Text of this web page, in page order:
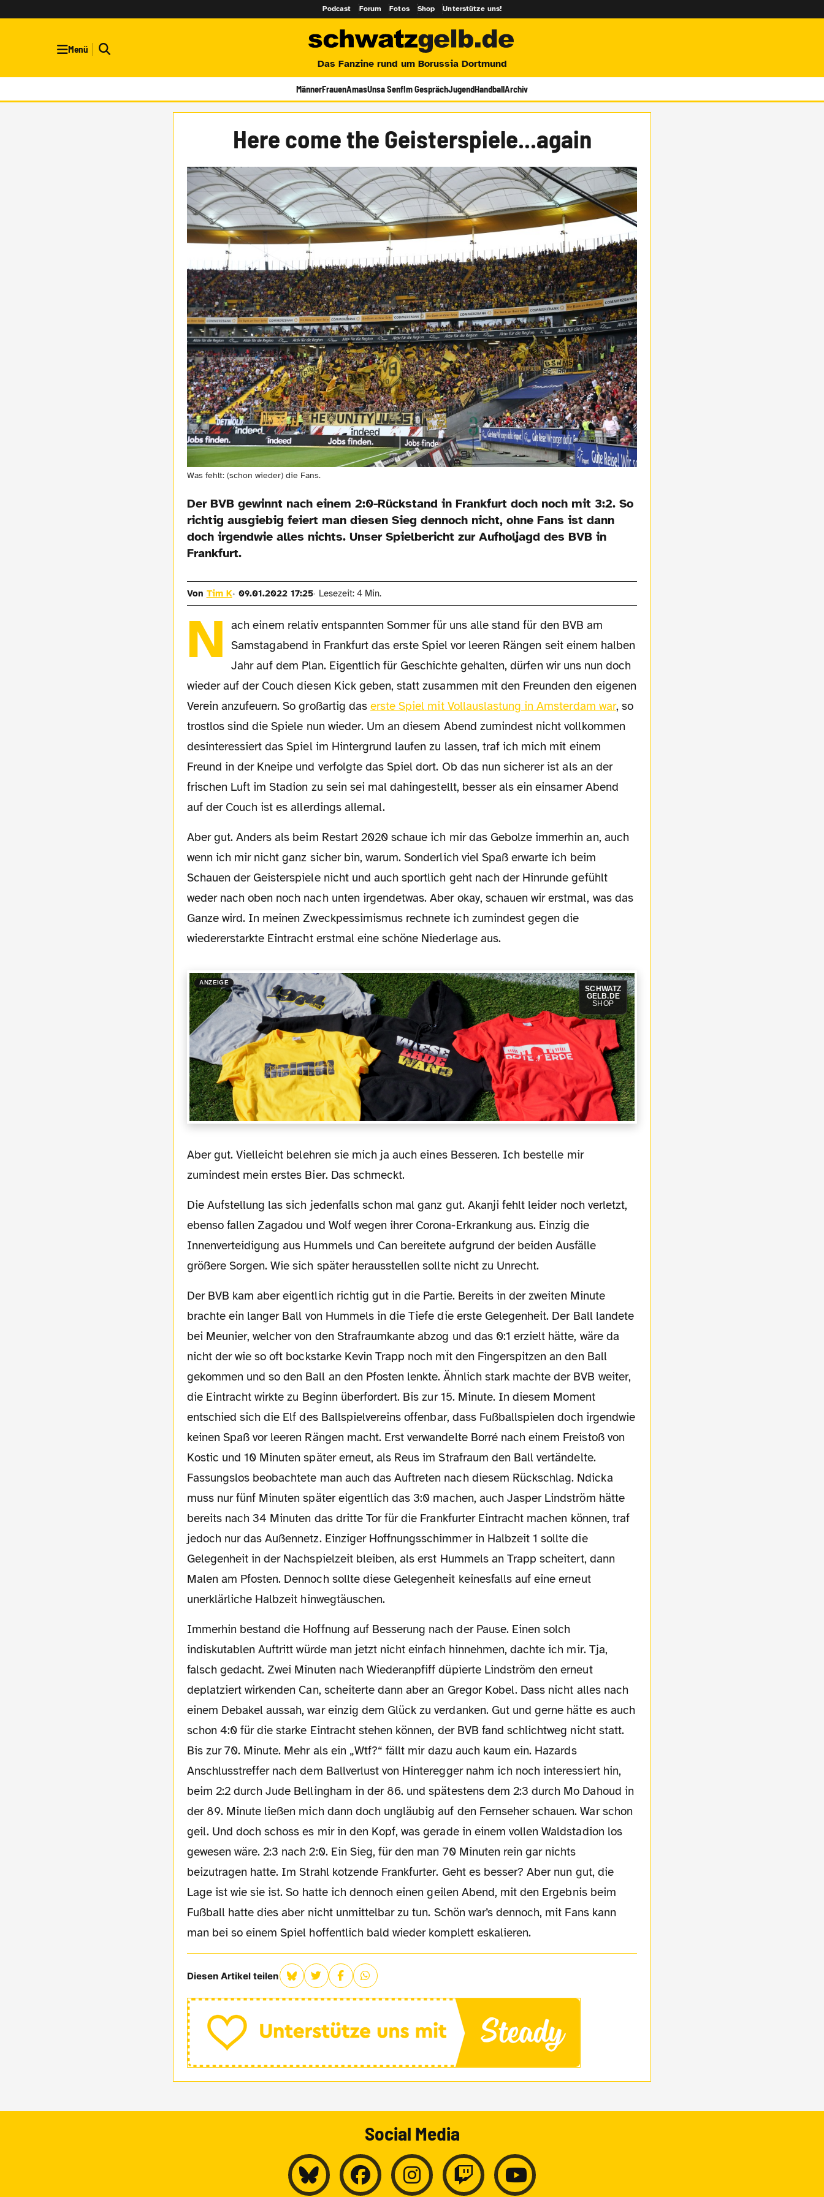
Podcast Forum Fotos Shop Unterstütze uns!
Menü
Das Fanzine rund um Borussia Dortmund
MännerFrauenAmasUnsa SenfIm GesprächJugendHandballArchiv
Here come the Geisterspiele...again
Was fehlt: (schon wieder) die Fans.
Der BVB gewinnt nach einem 2:0-Rückstand in Frankfurt doch noch mit 3:2. So
richtig ausgiebig feiert man diesen Sieg dennoch nicht, ohne Fans ist dann
doch irgendwie alles nichts. Unser Spielbericht zur Aufholjagd des BVB in
Frankfurt.
Von Tim K 09.01.2022 17:25 Lesezeit: 4 Min.
N ach einem relativ entspannten Sommer für uns alle stand für den BVB am
Samstagabend in Frankfurt das erste Spiel vor leeren Rängen seit einem halben
Jahr auf dem Plan. Eigentlich für Geschichte gehalten, dürfen wir uns nun doch
wieder auf der Couch diesen Kick geben, statt zusammen mit den Freunden den eigenen
Verein anzufeuern. So großartig das erste Spiel mit Vollauslastung in Amsterdam war, so
trostlos sind die Spiele nun wieder. Um an diesem Abend zumindest nicht vollkommen
desinteressiert das Spiel im Hintergrund laufen zu lassen, traf ich mich mit einem
Freund in der Kneipe und verfolgte das Spiel dort. Ob das nun sicherer ist als an der
frischen Luft im Stadion zu sein sei mal dahingestellt, besser als ein einsamer Abend
auf der Couch ist es allerdings allemal.
Aber gut. Anders als beim Restart 2020 schaue ich mir das Gebolze immerhin an, auch
wenn ich mir nicht ganz sicher bin, warum. Sonderlich viel Spaß erwarte ich beim
Schauen der Geisterspiele nicht und auch sportlich geht nach der Hinrunde gefühlt
weder nach oben noch nach unten irgendetwas. Aber okay, schauen wir erstmal, was das
Ganze wird. In meinen Zweckpessimismus rechnete ich zumindest gegen die
wiedererstarkte Eintracht erstmal eine schöne Niederlage aus.
ANZEIGE
SCHWATZ
GELB.DE
SHOP
Aber gut. Vielleicht belehren sie mich ja auch eines Besseren. Ich bestelle mir
zumindest mein erstes Bier. Das schmeckt.
Die Aufstellung las sich jedenfalls schon mal ganz gut. Akanji fehlt leider noch verletzt,
ebenso fallen Zagadou und Wolf wegen ihrer Corona-Erkrankung aus. Einzig die
Innenverteidigung aus Hummels und Can bereitete aufgrund der beiden Ausfälle
größere Sorgen. Wie sich später herausstellen sollte nicht zu Unrecht.
Der BVB kam aber eigentlich richtig gut in die Partie. Bereits in der zweiten Minute
brachte ein langer Ball von Hummels in die Tiefe die erste Gelegenheit. Der Ball landete
bei Meunier, welcher von den Strafraumkante abzog und das 0:1 erzielt hätte, wäre da
nicht der wie so oft bockstarke Kevin Trapp noch mit den Fingerspitzen an den Ball
gekommen und so den Ball an den Pfosten lenkte. Ähnlich stark machte der BVB weiter,
die Eintracht wirkte zu Beginn überfordert. Bis zur 15. Minute. In diesem Moment
entschied sich die Elf des Ballspielvereins offenbar, dass Fußballspielen doch irgendwie
keinen Spaß vor leeren Rängen macht. Erst verwandelte Borré nach einem Freistoß von
Kostic und 10 Minuten später erneut, als Reus im Strafraum den Ball vertändelte.
Fassungslos beobachtete man auch das Auftreten nach diesem Rückschlag. Ndicka
muss nur fünf Minuten später eigentlich das 3:0 machen, auch Jasper Lindström hätte
bereits nach 34 Minuten das dritte Tor für die Frankfurter Eintracht machen können, traf
jedoch nur das Außennetz. Einziger Hoffnungsschimmer in Halbzeit 1 sollte die
Gelegenheit in der Nachspielzeit bleiben, als erst Hummels an Trapp scheitert, dann
Malen am Pfosten. Dennoch sollte diese Gelegenheit keinesfalls auf eine erneut
unerklärliche Halbzeit hinwegtäuschen.
Immerhin bestand die Hoffnung auf Besserung nach der Pause. Einen solch
indiskutablen Auftritt würde man jetzt nicht einfach hinnehmen, dachte ich mir. Tja,
falsch gedacht. Zwei Minuten nach Wiederanpfiff düpierte Lindström den erneut
deplatziert wirkenden Can, scheiterte dann aber an Gregor Kobel. Dass nicht alles nach
einem Debakel aussah, war einzig dem Glück zu verdanken. Gut und gerne hätte es auch
schon 4:0 für die starke Eintracht stehen können, der BVB fand schlichtweg nicht statt.
Bis zur 70. Minute. Mehr als ein „Wtf?“ fällt mir dazu auch kaum ein. Hazards
Anschlusstreffer nach dem Ballverlust von Hinteregger nahm ich noch interessiert hin,
beim 2:2 durch Jude Bellingham in der 86. und spätestens dem 2:3 durch Mo Dahoud in
der 89. Minute ließen mich dann doch ungläubig auf den Fernseher schauen. War schon
geil. Und doch schoss es mir in den Kopf, was gerade in einem vollen Waldstadion los
gewesen wäre. 2:3 nach 2:0. Ein Sieg, für den man 70 Minuten rein gar nichts
beizutragen hatte. Im Strahl kotzende Frankfurter. Geht es besser? Aber nun gut, die
Lage ist wie sie ist. So hatte ich dennoch einen geilen Abend, mit den Ergebnis beim
Fußball hatte dies aber nicht unmittelbar zu tun. Schön war’s dennoch, mit Fans kann
man bei so einem Spiel hoffentlich bald wieder komplett eskalieren.
Diesen Artikel teilen
Social Media